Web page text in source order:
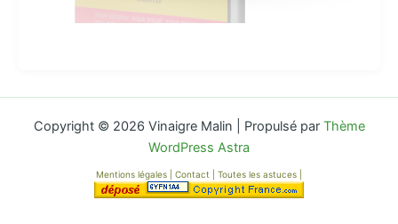
Copyright © 2026 Vinaigre Malin | Propulsé par Thème
WordPress Astra
Mentions légales Contact Toutes les astuces